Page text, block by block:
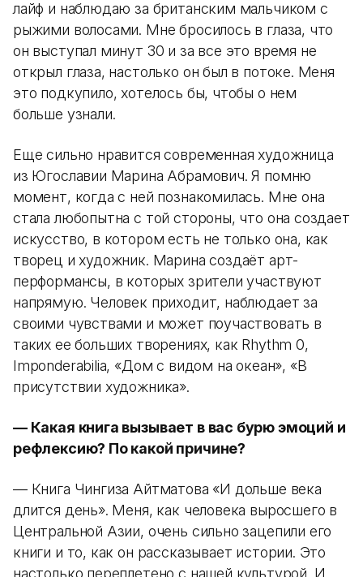
лайф и наблюдаю за британским мальчиком с
рыжими волосами. Мне бросилось в глаза, что
он выступал минут 30 и за все это время не
открыл глаза, настолько он был в потоке. Меня
это подкупило, хотелось бы, чтобы о нем
больше узнали.
Еще сильно нравится современная художница
из Югославии Марина Абрамович. Я помню
момент, когда с ней познакомилась. Мне она
стала любопытна с той стороны, что она создает
искусство, в котором есть не только она, как
творец и художник. Марина создаёт арт-
перформансы, в которых зрители участвуют
напрямую. Человек приходит, наблюдает за
своими чувствами и может поучаствовать в
таких ее больших творениях, как Rhythm 0,
Imponderabilia, «Дом с видом на океан», «В
присутствии художника».
— Какая книга вызывает в вас бурю эмоций и
рефлексию? По какой причине?
— Книга Чингиза Айтматова «И дольше века
длится день». Меня, как человека выросшего в
Центральной Азии, очень сильно зацепили его
книги и то, как он рассказывает истории. Это
настолько переплетено с нашей культурой. И